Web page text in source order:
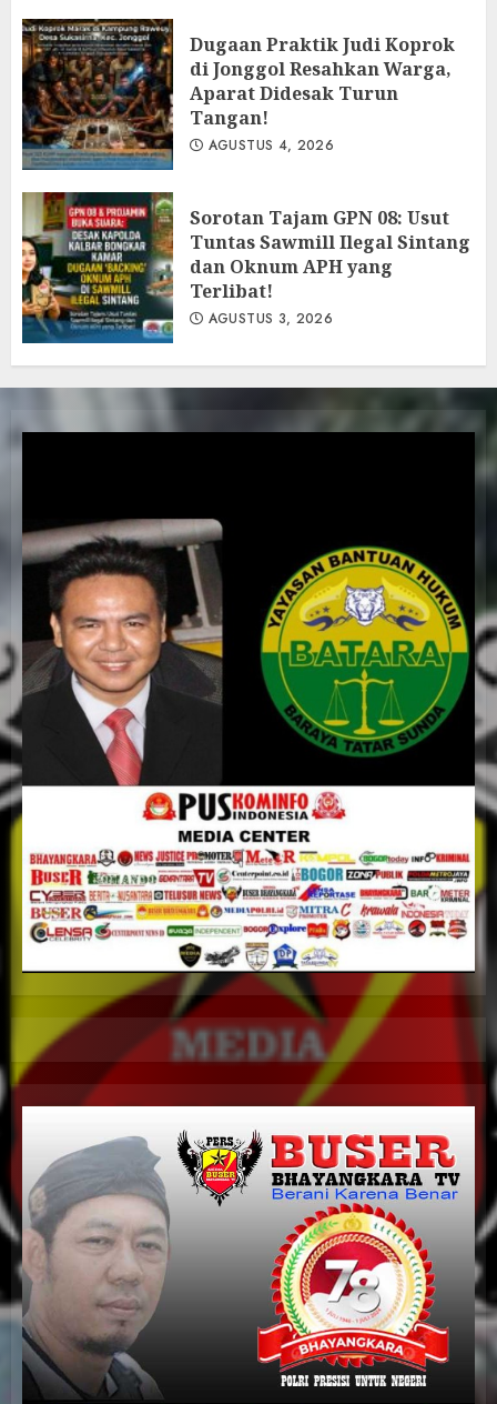
Dugaan Praktik Judi Koprok
di Jonggol Resahkan Warga,
Aparat Didesak Turun
Tangan!
AGUSTUS 4, 2026
‎Sorotan Tajam GPN 08: Usut
Tuntas Sawmill Ilegal Sintang
dan Oknum APH yang
Terlibat!
AGUSTUS 3, 2026